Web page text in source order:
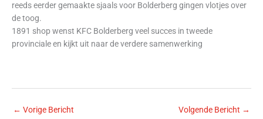
reeds eerder gemaakte sjaals voor Bolderberg gingen vlotjes over
de toog.
1891 shop wenst KFC Bolderberg veel succes in tweede
provinciale en kijkt uit naar de verdere samenwerking
← Vorige Bericht Volgende Bericht →